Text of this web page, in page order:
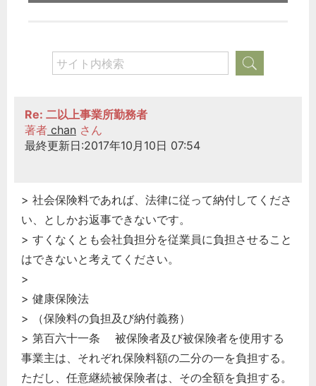
Re: 二以上事業所勤務者
著者 chan さん
最終更新日:2017年10月10日 07:54
> 社会保険料であれば、法律に従って納付してくださ
い、としかお返事できないです。
> すくなくとも会社負担分を従業員に負担させること
はできないと考えてください。
>
> 健康保険法
> （保険料の負担及び納付義務）
> 第百六十一条 被保険者及び被保険者を使用する
事業主は、それぞれ保険料額の二分の一を負担する。
ただし、任意継続被保険者は、その全額を負担する。